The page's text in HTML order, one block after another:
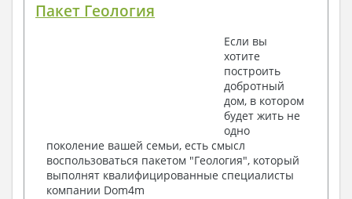
Пакет Геология
Если вы
хотите
построить
добротный
дом, в котором
будет жить не
одно
поколение вашей семьи, есть смысл
воспользоваться пакетом "Геология", который
выполнят квалифицированные специалисты
компании Dom4m